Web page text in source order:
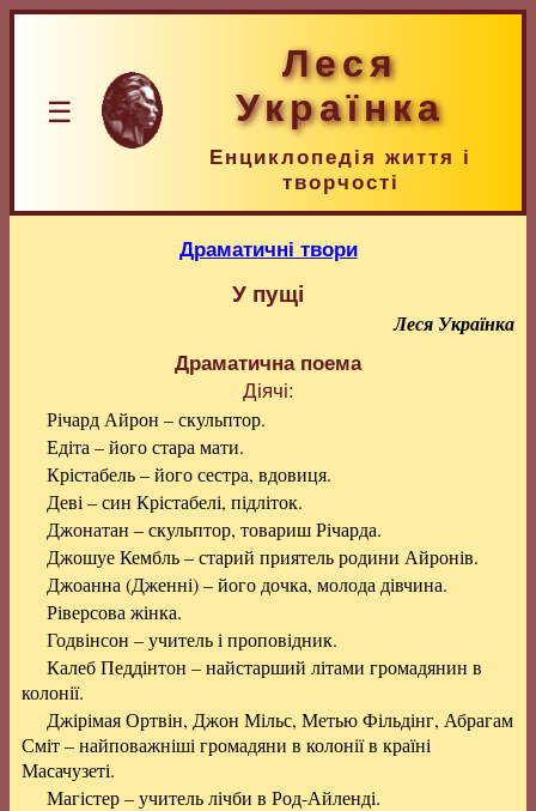
☰
Леся
Українка
Енциклопедія життя і
творчості
Драматичні твори
У пущі
Леся Українка
Драматична поема
Діячі:
Річард Айрон – скульптор.
Едіта – його стара мати.
Крістабель – його сестра, вдовиця.
Деві – син Крістабелі, підліток.
Джонатан – скульптор, товариш Річарда.
Джошуе Кембль – старий приятель родини Айронів.
Джоанна (Дженні) – його дочка, молода дівчина.
Ріверсова жінка.
Годвінсон – учитель і проповідник.
Калеб Педдінтон – найстарший літами громадянин в
колонії.
Джірімая Ортвін, Джон Мільс, Метью Фільдінг, Абрагам
Сміт – найповажніші громадяни в колонії в країні
Масачузеті.
Магістер – учитель лічби в Род-Айленді.